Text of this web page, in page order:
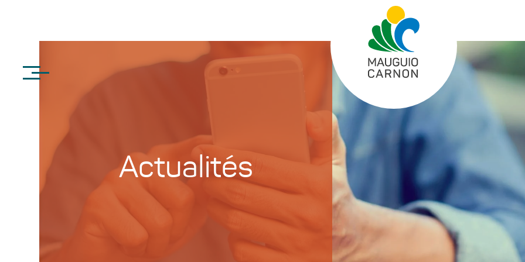
Actualités